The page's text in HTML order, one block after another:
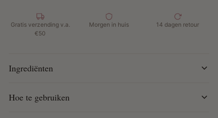
Hoe te gebruiken:
Dagelijks op haar en hoofdhuid
sprayen naar behoefte
Gratis verzending v.a.
€50
Morgen in huis 14 dagen retour
Ingrediënten
Hoe te gebruiken